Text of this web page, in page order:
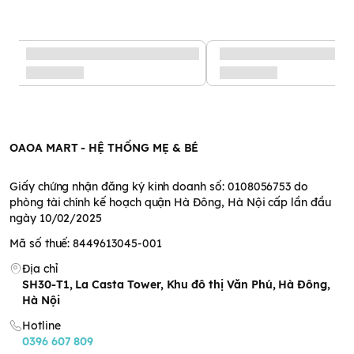
mặt trà xanh Rohto Shirochasou Green Tea Foam 120gam. Với
chiết xuất từ trà xanh và trà trắng Nhật Bản tạo bọt nhẹ nhàng
làm sạch bụi bần, thông thoáng lỗ chân lông, và tế bảo chết
chất.
OAOA MART - HỆ THỐNG MẸ & BÉ
Giấy chứng nhận đăng ký kinh doanh số: 0108056753 do
phòng tài chính kế hoạch quận Hà Đông, Hà Nội cấp lần đầu
ngày 10/02/2025
Mã số thuế: 8449613045-001
Địa chỉ
SH30-T1, La Casta Tower, Khu đô thị Văn Phú, Hà Đông,
Hà Nội
Hotline
0396 607 809